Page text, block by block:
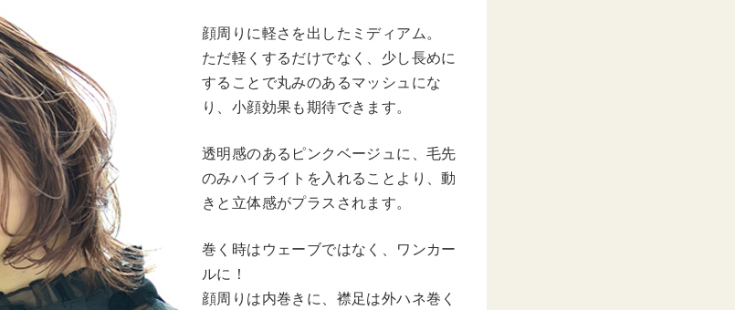
顔周りに軽さを出したミディアム。
ただ軽くするだけでなく、少し長めに
することで丸みのあるマッシュにな
り、小顔効果も期待できます。
透明感のあるピンクベージュに、毛先
のみハイライトを入れることより、動
きと立体感がプラスされます。
巻く時はウェーブではなく、ワンカー
ルに！
顔周りは内巻きに、襟足は外ハネ巻く